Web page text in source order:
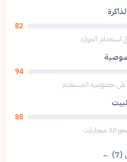
82
استخدام الموارد
94
على خصوصية المستخدم
88
←